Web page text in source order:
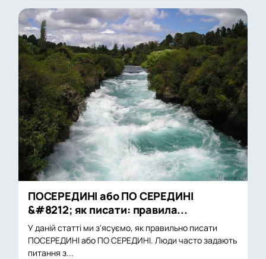
ПОСЕРЕДИНІ або ПО СЕРЕДИНІ
&#8212; як писати: правила...
У даній статті ми з'ясуємо, як правильно писати
ПОСЕРЕДИНІ або ПО СЕРЕДИНІ. Люди часто задають
питання з...